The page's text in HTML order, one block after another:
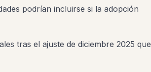
podrían incluirse si la adopción
tras el ajuste de diciembre 2025 que